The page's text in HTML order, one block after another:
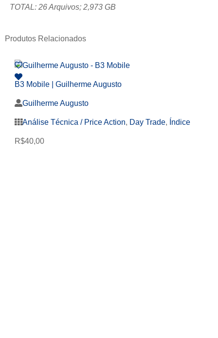
TOTAL: 26 Arquivos; 2,973 GB
Produtos Relacionados
B3 Mobile | Guilherme Augusto
Guilherme Augusto
Análise Técnica / Price Action, Day Trade, Índice
R$40,00